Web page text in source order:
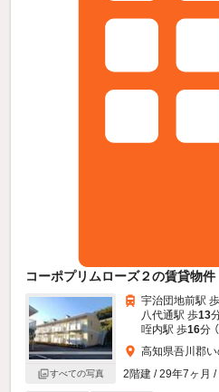
コーポプリムローズ２の賃貸物件
すべての写真
宇治団地前駅 歩
八代通駅 歩13
咥内駅 歩16分
高知県吾川郡い
2階建 / 29年7ヶ月 /